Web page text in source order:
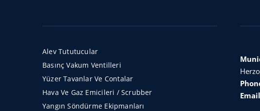
Alev Tututucular
Basınç Vakum Ventilleri
Yüzer Tavanlar Ve Contalar
Hava Ve Gaz Emicileri / Scrubber
Yangın Söndürme Ekipmanları
Email